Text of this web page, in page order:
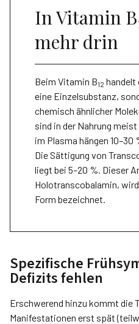
In Vitamin B
mehr drin
Beim Vitamin B12 handelt
eine Einzelsubstanz,
chemisch ähnlicher
sind in der Nahrung
im Plasma hängen 10–30
Die Sättigung von
liegt bei 5–20 %. Dieser
Holotranscobalamin,
Form bezeichnet.
Spezifische
Defizits fehlen
Erschwerend hinzu kommt die
Manifes­tationen erst spät